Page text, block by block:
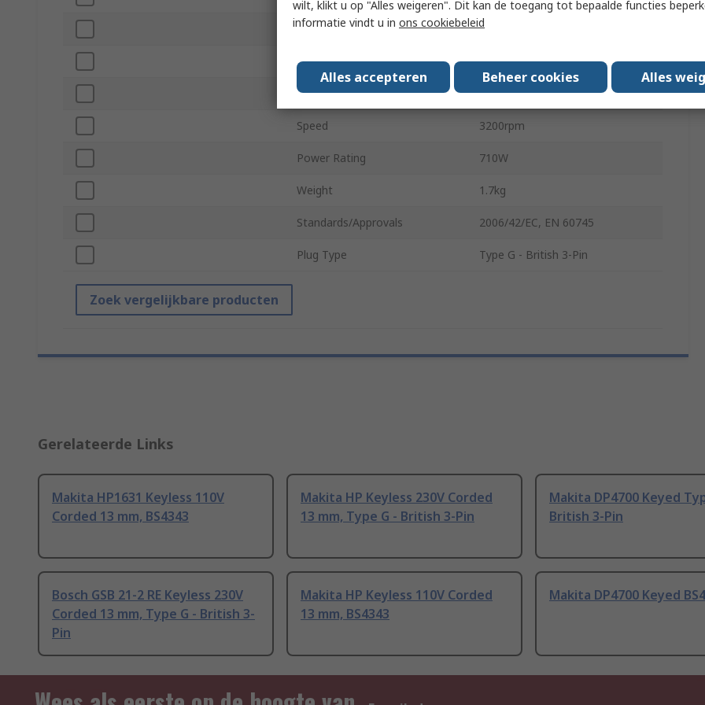
Chuck Size 13mm
Chuck Type Keyless
Overall Length 295mm
Speed 3200rpm
Power Rating 710W
Weight 1.7kg
Standards/Approvals 2006/42/EC, EN 60745
Plug Type Type G - British 3-Pin
Zoek vergelijkbare producten
Gerelateerde Links
Makita HP1631 Keyless 110V
Corded 13 mm, BS4343
Makita HP Keyless 230V Corded
13 mm, Type G - British 3-Pin
Makita DP4700 Keyed
British 3-Pin
Bosch GSB 21-2 RE Keyless 230V
Corded 13 mm, Type G - British 3-
Pin
Makita HP Keyless 110V Corded
13 mm, BS4343
Makita DP4700 Keyed
wilt, klikt u op "Alles weigeren". Dit kan de toegang tot bepaalde functies
informatie vindt u in ons cookiebeleid
Alles accepteren Beheer cookies Alles